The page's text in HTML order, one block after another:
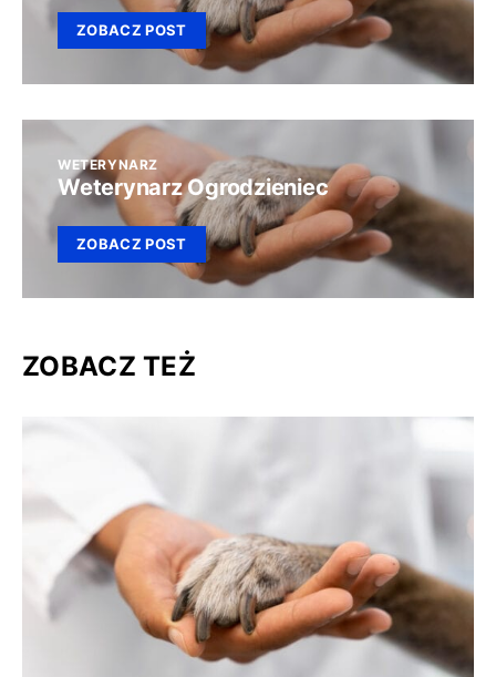
ZOBACZ POST
WETERYNARZ
Weterynarz Ogrodzieniec
ZOBACZ POST
ZOBACZ TEŻ